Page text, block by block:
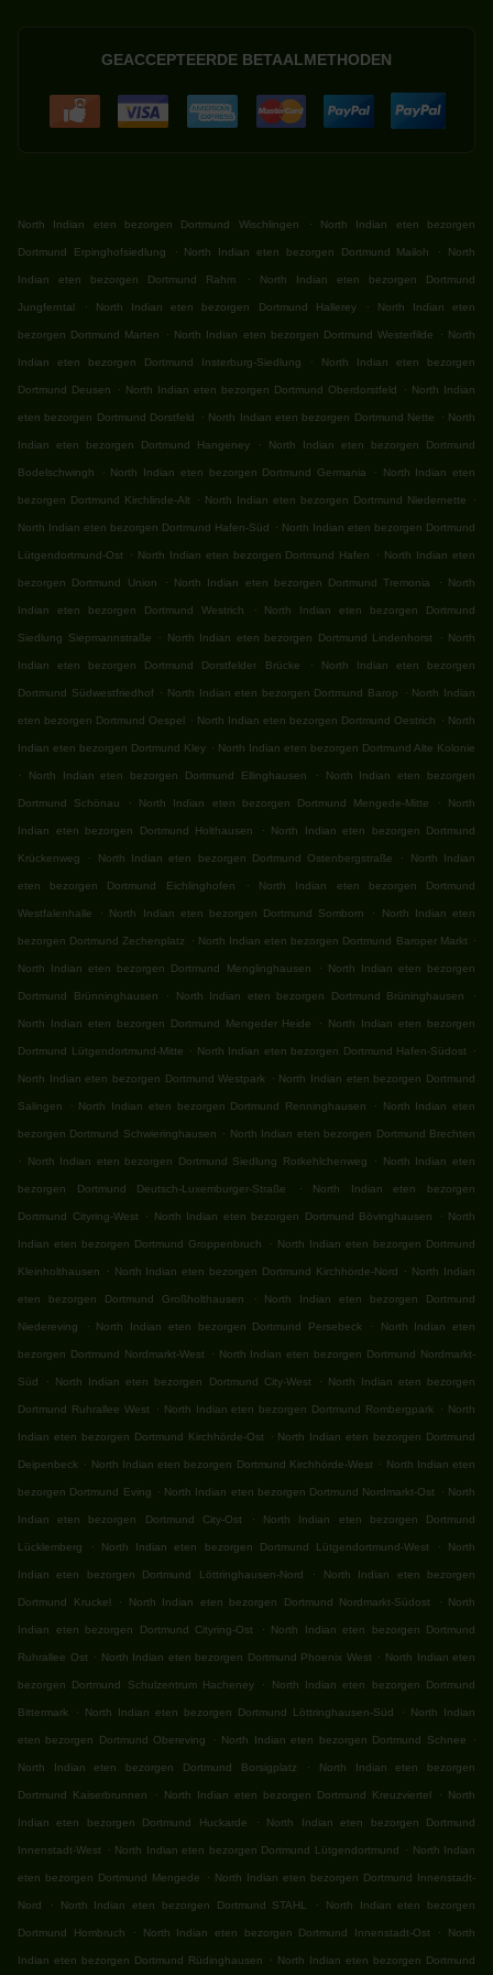
GEACCEPTEERDE BETAALMETHODEN
North Indian eten bezorgen Dortmund Wischlingen . North Indian eten bezorgen
Dortmund Erpinghofsiedlung . North Indian eten bezorgen Dortmund Mailoh . North
Indian eten bezorgen Dortmund Rahm . North Indian eten bezorgen Dortmund
Jungferntal . North Indian eten bezorgen Dortmund Hallerey . North Indian eten
bezorgen Dortmund Marten . North Indian eten bezorgen Dortmund Westerfilde . North
Indian eten bezorgen Dortmund Insterburg-Siedlung . North Indian eten bezorgen
Dortmund Deusen . North Indian eten bezorgen Dortmund Oberdorstfeld . North Indian
eten bezorgen Dortmund Dorstfeld . North Indian eten bezorgen Dortmund Nette . North
Indian eten bezorgen Dortmund Hangeney . North Indian eten bezorgen Dortmund
Bodelschwingh . North Indian eten bezorgen Dortmund Germania . North Indian eten
bezorgen Dortmund Kirchlinde-Alt . North Indian eten bezorgen Dortmund Niedernette .
North Indian eten bezorgen Dortmund Hafen-Süd . North Indian eten bezorgen Dortmund
Lütgendortmund-Ost . North Indian eten bezorgen Dortmund Hafen . North Indian eten
bezorgen Dortmund Union . North Indian eten bezorgen Dortmund Tremonia . North
Indian eten bezorgen Dortmund Westrich . North Indian eten bezorgen Dortmund
Siedlung Siepmannstraße . North Indian eten bezorgen Dortmund Lindenhorst . North
Indian eten bezorgen Dortmund Dorstfelder Brücke . North Indian eten bezorgen
Dortmund Südwestfriedhof . North Indian eten bezorgen Dortmund Barop . North Indian
eten bezorgen Dortmund Oespel . North Indian eten bezorgen Dortmund Oestrich . North
Indian eten bezorgen Dortmund Kley . North Indian eten bezorgen Dortmund Alte Kolonie
.
North Indian eten bezorgen Dortmund Ellinghausen . North Indian eten bezorgen
Dortmund Schönau . North Indian eten bezorgen Dortmund Mengede-Mitte . North
Indian eten bezorgen Dortmund Holthausen . North Indian eten bezorgen Dortmund
Krückenweg . North Indian eten bezorgen Dortmund Ostenbergstraße . North Indian
eten bezorgen Dortmund Eichlinghofen . North Indian eten bezorgen Dortmund
Westfalenhalle . North Indian eten bezorgen Dortmund Somborn . North Indian eten
bezorgen Dortmund Zechenplatz . North Indian eten bezorgen Dortmund Baroper Markt .
North Indian eten bezorgen Dortmund Menglinghausen . North Indian eten bezorgen
Dortmund Brünninghausen . North Indian eten bezorgen Dortmund Brüninghausen .
North Indian eten bezorgen Dortmund Mengeder Heide . North Indian eten bezorgen
Dortmund Lütgendortmund-Mitte . North Indian eten bezorgen Dortmund Hafen-Südost .
North Indian eten bezorgen Dortmund Westpark . North Indian eten bezorgen Dortmund
Salingen . North Indian eten bezorgen Dortmund Renninghausen . North Indian eten
bezorgen Dortmund Schwieringhausen . North Indian eten bezorgen Dortmund Brechten
.
North Indian eten bezorgen Dortmund Siedlung Rotkehlchenweg . North Indian eten
bezorgen Dortmund Deutsch-Luxemburger-Straße . North Indian eten bezorgen
Dortmund Cityring-West . North Indian eten bezorgen Dortmund Bövinghausen . North
Indian eten bezorgen Dortmund Groppenbruch . North Indian eten bezorgen Dortmund
Kleinholthausen . North Indian eten bezorgen Dortmund Kirchhörde-Nord . North Indian
eten bezorgen Dortmund Großholthausen . North Indian eten bezorgen Dortmund
Niedereving . North Indian eten bezorgen Dortmund Persebeck . North Indian eten
bezorgen Dortmund Nordmarkt-West . North Indian eten bezorgen Dortmund Nordmarkt-
Süd . North Indian eten bezorgen Dortmund City-West . North Indian eten bezorgen
Dortmund Ruhrallee West . North Indian eten bezorgen Dortmund Rombergpark . North
Indian eten bezorgen Dortmund Kirchhörde-Ost . North Indian eten bezorgen Dortmund
Deipenbeck . North Indian eten bezorgen Dortmund Kirchhörde-West . North Indian eten
bezorgen Dortmund Eving . North Indian eten bezorgen Dortmund Nordmarkt-Ost . North
Indian eten bezorgen Dortmund City-Ost . North Indian eten bezorgen Dortmund
Lücklemberg . North Indian eten bezorgen Dortmund Lütgendortmund-West . North
Indian eten bezorgen Dortmund Löttringhausen-Nord . North Indian eten bezorgen
Dortmund Kruckel . North Indian eten bezorgen Dortmund Nordmarkt-Südost . North
Indian eten bezorgen Dortmund Cityring-Ost . North Indian eten bezorgen Dortmund
Ruhrallee Ost . North Indian eten bezorgen Dortmund Phoenix West . North Indian eten
bezorgen Dortmund Schulzentrum Hacheney . North Indian eten bezorgen Dortmund
Bittermark . North Indian eten bezorgen Dortmund Löttringhausen-Süd . North Indian
eten bezorgen Dortmund Obereving . North Indian eten bezorgen Dortmund Schnee .
North Indian eten bezorgen Dortmund Borsigplatz . North Indian eten bezorgen
Dortmund Kaiserbrunnen . North Indian eten bezorgen Dortmund Kreuzviertel . North
Indian eten bezorgen Dortmund Huckarde . North Indian eten bezorgen Dortmund
Innenstadt-West . North Indian eten bezorgen Dortmund Lütgendortmund . North Indian
eten bezorgen Dortmund Mengede . North Indian eten bezorgen Dortmund Innenstadt-
Nord . North Indian eten bezorgen Dortmund STAHL . North Indian eten bezorgen
Dortmund Hombruch . North Indian eten bezorgen Dortmund Innenstadt-Ost . North
Indian eten bezorgen Dortmund Rüdinghausen . North Indian eten bezorgen Dortmund